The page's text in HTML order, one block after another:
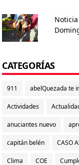
CATEGORÍAS
911 abelQuezada te
Actividades
anuciantes nuevo
capitán belén CASO
Clima COE